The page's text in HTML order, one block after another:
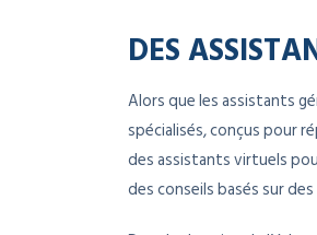
DES
Alors que les assistants
spécialisés, conçus pour
des assistants virtuels
des conseils basés sur